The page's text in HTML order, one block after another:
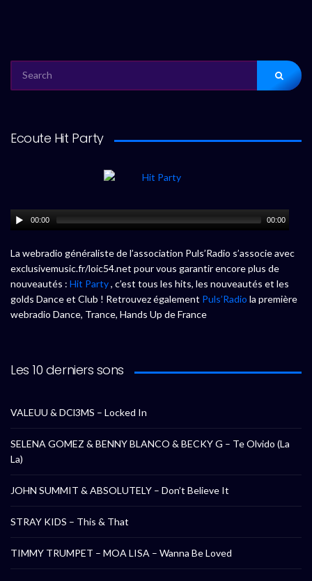
FOR:
Ecoute Hit Party
00:00 00:00
La webradio généraliste de l’association Puls’Radio s’associe avec
exclusivemusic.fr/loic54.net pour vous garantir encore plus de
nouveautés : Hit Party, c’est tous les hits, les nouveautés et les
golds Dance et Club ! Retrouvez également Puls’Radio la première
webradio Dance, Trance, Hands Up de France
Les 10 derniers sons
VALEUU & DCl3MS – Locked In
SELENA GOMEZ & BENNY BLANCO & BECKY G – Te Olvido (La
La)
JOHN SUMMIT & ABSOLUTELY – Don’t Believe It
STRAY KIDS – This & That
TIMMY TRUMPET – MOA LISA – Wanna Be Loved